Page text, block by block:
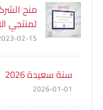
منح
لمنتجي
02-15
سنة سعيدة 2026
2026-01-01